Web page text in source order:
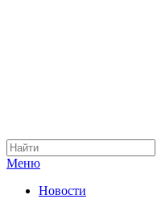
Меню
Новости